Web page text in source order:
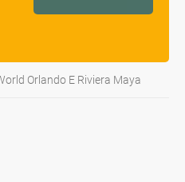
Orlando E Riviera Maya